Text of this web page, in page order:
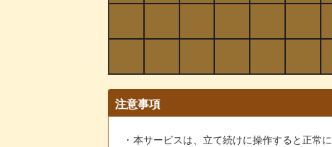
注意事項
本サービスは、立て続けに操作すると正常